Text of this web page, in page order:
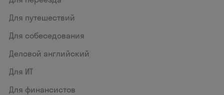
Для путешествий
Для собеседования
Деловой английский
Для ИТ
Для финансистов